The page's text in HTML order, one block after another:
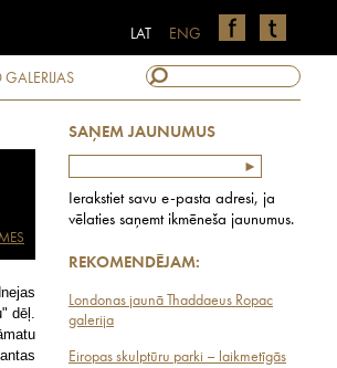
ENG
LAT
GALERIJAS
SAŅEM JAUNUMUS
Ierakstiet savu e-pasta adresi, ja
vēlaties saņemt ikmēneša jaunumus.
REKOMENDĒJAM:
Londonas jaunā Thaddaeus Ropac
galerija
Eiropas skulptūru parki – laikmetīgās
dēļ.